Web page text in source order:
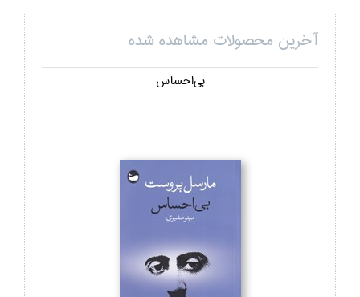
آخرین محصولات مشاهده شده
بي‌احساس